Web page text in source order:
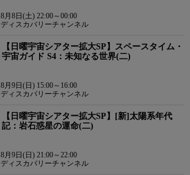
8月8日(土) 22:00～00:00
ディスカバリーチャンネル
【日曜宇宙シアター拡大SP】スペースタイム・
宇宙ガイド S4：未知なる世界(二)
8月9日(日) 15:00～16:00
ディスカバリーチャンネル
【日曜宇宙シアター拡大SP】[新]太陽系年代
記：岩石惑星の運命(二)
8月9日(日) 21:00～22:00
ディスカバリーチャンネル